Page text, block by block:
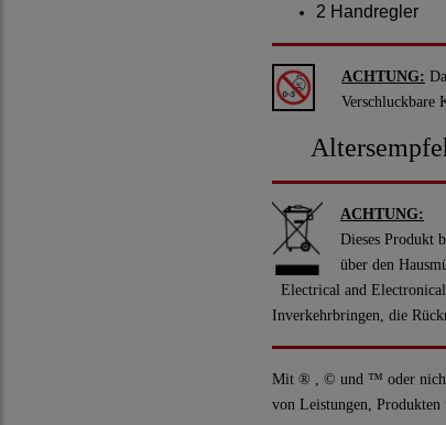
2 Handregler
ACHTUNG:
Verschluckbare
ACHTUNG:
Dieses Produkt
über den
Electrical and
Inverkehrbringen, die
Mit ® , © und ™ oder nicht
von Leistungen, Produkten